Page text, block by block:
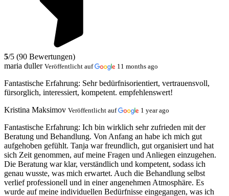
5/5 (90 Bewertungen)
maria duller Veröffentlicht auf 11 months ago
Fantastische Erfahrung: Sehr bedürfnisorientiert, vertrauensvoll,
fürsorglich, interessiert, kompetent. empfehlenswert!
Kristina Maksimov Veröffentlicht auf 1 year ago
Fantastische Erfahrung: Ich bin wirklich sehr zufrieden mit der
Beratung und Behandlung. Von Anfang an habe ich mich gut
aufgehoben gefühlt. Tanja war freundlich, gut organisiert und hat
sich Zeit genommen, auf meine Fragen und Anliegen einzugehen.
Die Beratung war klar, verständlich und kompetent, sodass ich
genau wusste, was mich erwartet. Auch die Behandlung selbst
verlief professionell und in einer angenehmen Atmosphäre. Es
wurde auf meine individuellen Bedürfnisse eingegangen, was ich